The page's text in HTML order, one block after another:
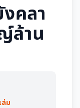
คลา
ล้าน
ล่ม